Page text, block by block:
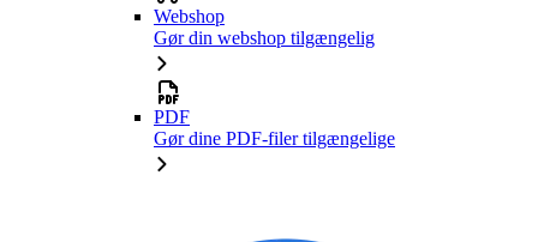
Webshop
Gør din webshop tilgængelig
PDF
Gør dine PDF-filer tilgængelige